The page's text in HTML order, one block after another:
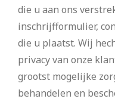
die u aan ons
inschrijfformulier,
die u plaatst. Wij
privacy van onze
grootst mogelijke
behandelen en